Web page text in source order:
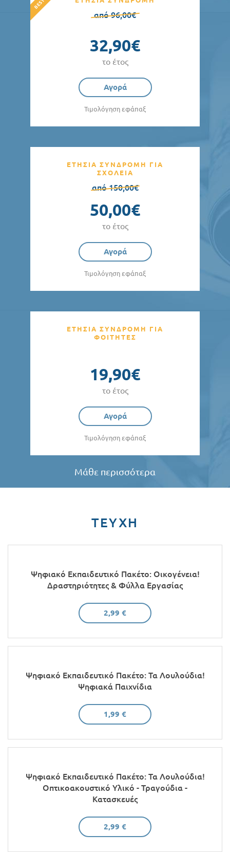
από 96,00€
32,90€
το έτος
Αγορά
Τιμολόγηση εφάπαξ
ΕΤΗΣΙΑ ΣΥΝΔΡΟΜΗ ΓΙΑ
ΣΧΟΛΕΙΑ
από 150,00€
50,00€
το έτος
Αγορά
Τιμολόγηση εφάπαξ
ΕΤΗΣΙΑ ΣΥΝΔΡΟΜΗ ΓΙΑ
ΦΟΙΤΗΤΕΣ
19,90€
το έτος
Αγορά
Τιμολόγηση εφάπαξ
Μάθε περισσότερα
TEYXH
Ψηφιακό Εκπαιδευτικό Πακέτο: Οικογένεια!
Δραστηριότητες & Φύλλα Εργασίας
2,99 €
Ψηφιακό Εκπαιδευτικό Πακέτο: Τα Λουλούδια!
Ψηφιακά Παιχνίδια
1,99 €
Ψηφιακό Εκπαιδευτικό Πακέτο: Τα Λουλούδια!
Οπτικοακουστικό Υλικό - Τραγούδια -
Κατασκευές
2,99 €